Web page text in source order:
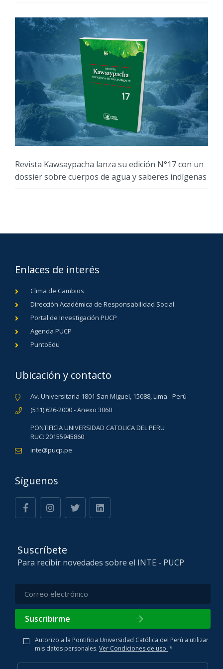
Revista Kawsaypacha lanza su edición N°17 con un
dossier sobre cuerpos de agua y saberes indígenas
Enlaces de interés
Clima de Cambios
Dirección Académica de Responsabilidad Social
Portal de Investigación PUCP
Agenda PUCP
PuntoEdu
Ubicación y contacto
Av. Universitaria 1801 San Miguel, 15088, Lima - Perú
(511) 626-2000 - Anexo 3060
PONTIFICIA UNIVERSIDAD CATOLICA DEL PERU
RUC: 20155945860
inte@pucp.pe
Síguenos
Suscríbete
Para recibir novedades sobre el INTE - PUCP
Suscribirme
Autorizo a la Pontificia Universidad Católica del Perú a utilizar
mis datos personales. Ver Condiciones de uso *